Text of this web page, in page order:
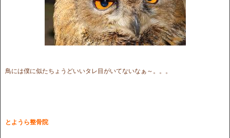
鳥には僕に似たちょうどいいタレ目がいてないなぁ～。。。
とようら整骨院